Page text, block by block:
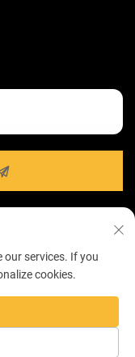
HAIROLUX -
our services. If you
cookies.